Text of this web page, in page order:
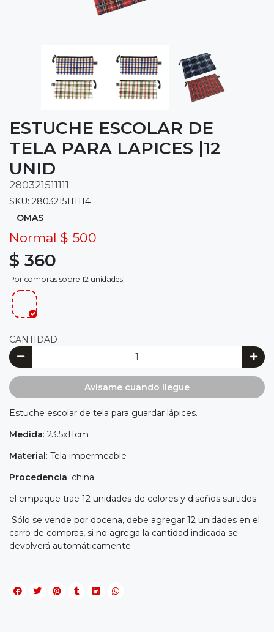
ESTUCHE ESCOLAR DE
TELA PARA LAPICES |12
UNID
280321511111
SKU: 2803215111114
OMAS
Normal $ 500
$ 360
Por compras sobre 12 unidades
.
CANTIDAD
Avísame cuando llegue
Estuche escolar de tela para guardar lápices.
Medida: 23.5x11cm
Material: Tela impermeable
Procedencia: china
el empaque trae 12 unidades de colores y diseños surtidos.
Sólo se vende por docena, debe agregar 12 unidades en el
carro de compras, si no agrega la cantidad indicada se
devolverá automáticamente